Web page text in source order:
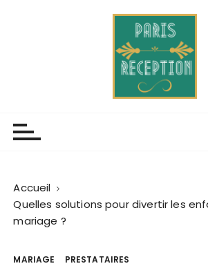
Accueil
Quelles solutions pour divertir les
mariage ?
MARIAGE PRESTATAIRES